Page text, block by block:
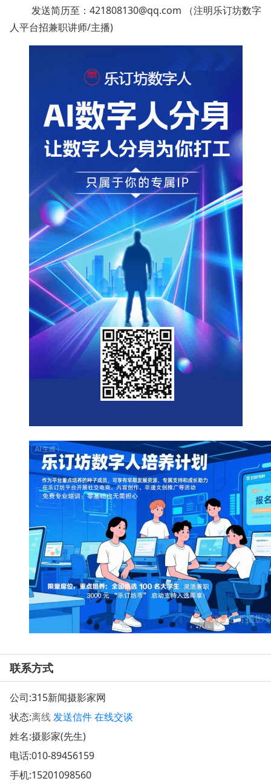
发送简历至：421808130@qq.com （注明乐订坊数字
人平台招兼职讲师/主播)
联系方式
公司:315新闻摄影家网
状态:离线发送信件在线交谈
姓名:摄影家(先生)
电话:010-89456159
手机:15201098560